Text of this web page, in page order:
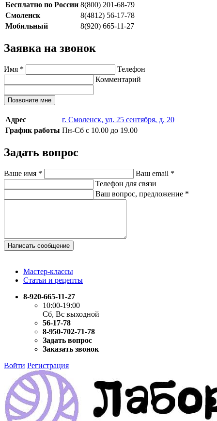
Бесплатно по России 8(800) 201-68-79
Смоленск
8(4812) 56-17-78
Мобильный
8(920) 665-11-27
Заявка на звонок
Имя *
Телефон
Комментарий
Позвоните мне
Адрес
г. Смоленск, ул. 25 сентября, д. 20
График работы Пн-Сб с 10.00 до 19.00
Задать вопрос
Ваше имя * Ваш email *
Телефон для связи
Ваш вопрос, предложение *
Написать сообщение
Мастер-классы
Статьи и рецепты
8-920-665-11-27
10:00-19:00
Сб, Вс выходной
56-17-78
8-950-702-71-78
Задать вопрос
Заказать звонок
Войти Регистрация